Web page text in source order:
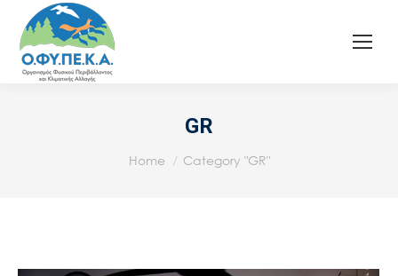
GR
You are here:
Home Category "GR"